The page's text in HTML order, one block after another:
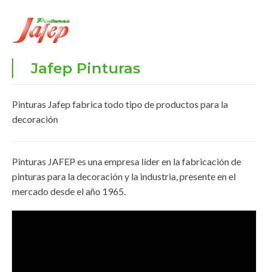
Jafep Pinturas
Pinturas Jafep fabrica todo tipo de productos para la
decoración
Pinturas JAFEP es una empresa líder en la fabricación de
pinturas para la decoración y la industria, presente en el
mercado desde el año 1965.